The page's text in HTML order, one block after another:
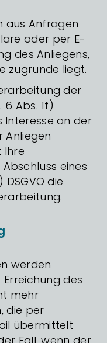
aus Anfragen
oder per E-
des Anliegens,
zugrunde liegt.
der
Abs. 1f)
Interesse an der
Anliegen
Ihre
eines
die
werden
des
mehr
die per
übermittelt